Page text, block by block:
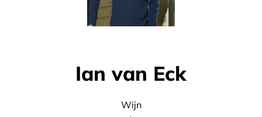
Ian van Eck
Wijn